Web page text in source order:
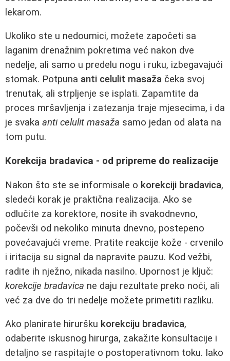
lekarom.
Ukoliko ste u nedoumici, možete započeti sa
laganim drenažnim pokretima već nakon dve
nedelje, ali samo u predelu nogu i ruku, izbegavajući
stomak. Potpuna anti celulit masaža čeka svoj
trenutak, ali strpljenje se isplati. Zapamtite da
proces mršavljenja i zatezanja traje mjesecima, i da
je svaka anti celulit masaža samo jedan od alata na
tom putu.
Korekcija bradavica - od pripreme do realizacije
Nakon što ste se informisale o korekciji bradavica,
sledeći korak je praktična realizacija. Ako se
odlučite za korektore, nosite ih svakodnevno,
počevši od nekoliko minuta dnevno, postepeno
povećavajući vreme. Pratite reakcije kože - crvenilo
i iritacija su signal da napravite pauzu. Kod vežbi,
radite ih nježno, nikada nasilno. Upornost je ključ:
korekcije bradavica ne daju rezultate preko noći, ali
već za dve do tri nedelje možete primetiti razliku.
Ako planirate hiruršku korekciju bradavica,
odaberite iskusnog hirurga, zakažite konsultacije i
detaljno se raspitajte o postoperativnom toku. Iako